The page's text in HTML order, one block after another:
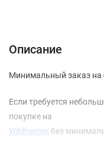
Описание
Минимальный заказ на
Если требуется
покупке на
Wildberries без